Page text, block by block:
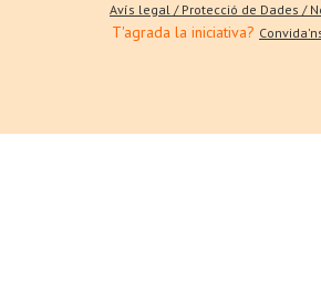
Avís legal / Protecció de Dades /
T'agrada la iniciativa?